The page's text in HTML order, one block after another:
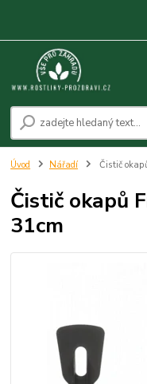
Úvod Nářadí Čistič
Čistič okapů
31cm